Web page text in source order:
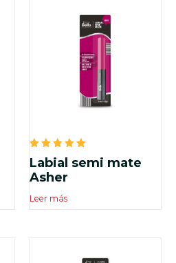
Valorado
en
5.00
de 5
Labial semi mate
Asher
Leer más